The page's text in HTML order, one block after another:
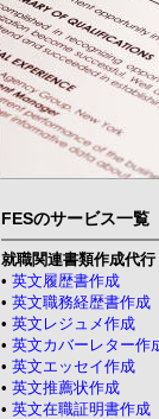
FESのサービス一覧
就職関連書類作成代行
• 英文履歴書作成
• 英文職務経歴書作成
• 英文レジュメ作成
• 英文カバーレター作
• 英文エッセイ作成
• 英文推薦状作成
• 英文在職証明書作成